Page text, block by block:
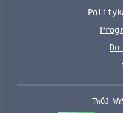
TWÓJ